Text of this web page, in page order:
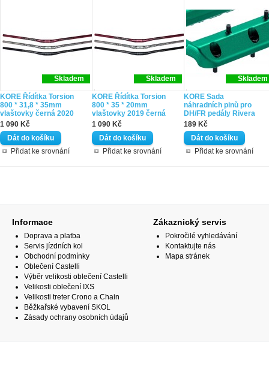
Skladem
KORE Řídítka Torsion
800 * 31,8 * 35mm
vlaštovky černá 2020
1 090 Kč
Přidat ke srovnání
Skladem
KORE Řídítka Torsion
800 * 35 * 20mm
vlaštovky 2019 černá
1 090 Kč
Přidat ke srovnání
Skladem
KORE Sada
náhradních pinů pro
DH/FR pedály Rivera
189 Kč
Přidat ke srovnání
Informace
Doprava a platba
Servis jízdních kol
Obchodní podmínky
Oblečení Castelli
Výběr velikosti oblečení Castelli
Velikosti oblečení IXS
Velikosti treter Crono a Chain
Běžkařské vybavení SKOL
Zásady ochrany osobních údajů
Zákaznický servis
Pokročilé vyhledávání
Kontaktujte nás
Mapa stránek